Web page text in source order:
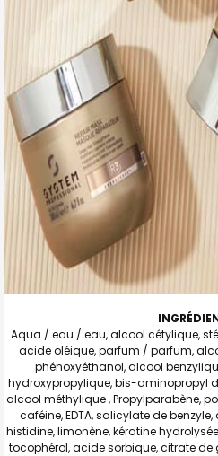
Aqua / eau / eau, alcool cétylique,
acide oléique, parfum / parfum,
phénoxyéthanol, alcool
hydroxypropylique, bis-aminopropyl
alcool méthylique , Propylparabène,
caféine, EDTA, salicylate de
histidine, limonène, kératine
tocophérol, acide sorbique, citrate